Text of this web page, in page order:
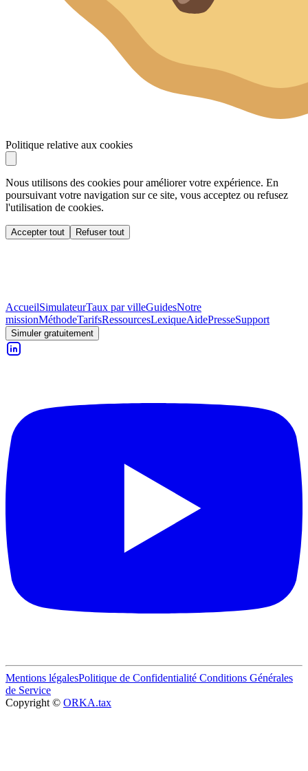
Politique relative aux cookies
Nous utilisons des cookies pour améliorer votre expérience. En
poursuivant votre navigation sur ce site, vous acceptez ou refusez
l'utilisation de cookies.
Accepter tout Refuser tout
AccueilSimulateurTaux par villeGuidesNotre
missionMéthodeTarifsRessourcesLexiqueAidePresseSupport
Simuler gratuitement
Mentions légalesPolitique de Confidentialité Conditions Générales
de Service
Copyright © ORKA.tax